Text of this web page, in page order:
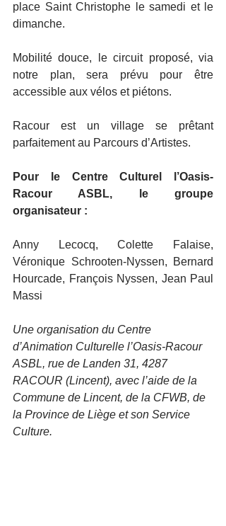
place Saint Christophe le samedi et le
dimanche.
Mobilité douce, le circuit proposé, via
notre plan, sera prévu pour être
accessible aux vélos et piétons.
Racour est un village se prêtant
parfaitement au Parcours d’Artistes.
Pour le Centre Culturel l’Oasis-
Racour ASBL, le groupe
organisateur :
Anny Lecocq, Colette Falaise,
Véronique Schrooten-Nyssen, Bernard
Hourcade, François Nyssen, Jean Paul
Massi
Une organisation du Centre
d’Animation Culturelle l’Oasis-Racour
ASBL, rue de Landen 31, 4287
RACOUR (Lincent), avec l’aide de la
Commune de Lincent, de la CFWB, de
la Province de Liège et son Service
Culture.